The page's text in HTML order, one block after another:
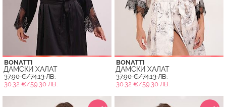
BONATTI
ДАМСКИ ХАЛАТ
37.90 €/74.13 ЛВ.
30.32 €/59.30 ЛВ.
BONATTI
ДАМСКИ ХАЛАТ
37.90 €/74.13 ЛВ.
30.32 €/59.30 ЛВ.